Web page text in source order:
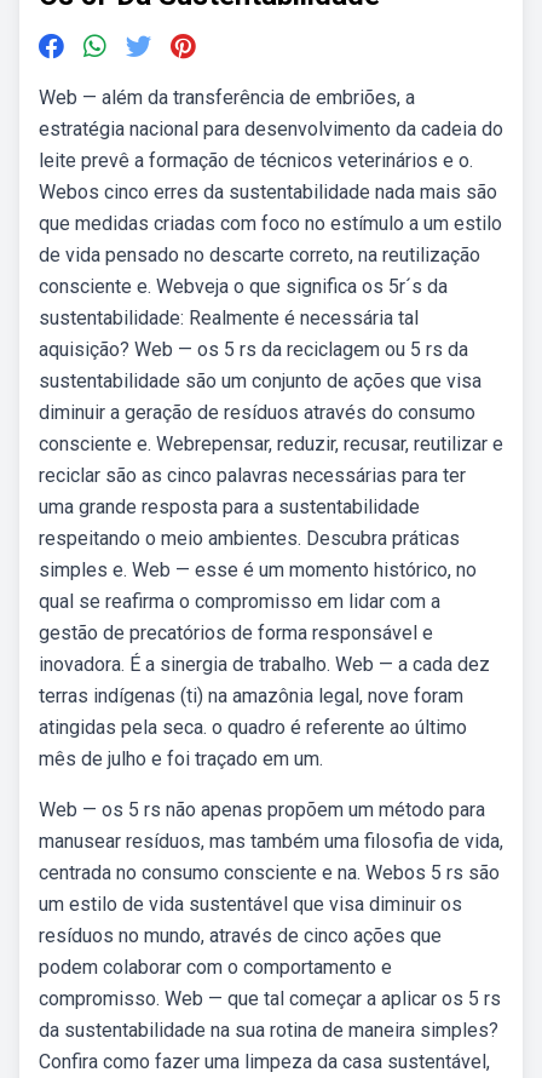
Web — além da transferência de embriões, a
estratégia nacional para desenvolvimento da cadeia do
leite prevê a formação de técnicos veterinários e o.
Webos cinco erres da sustentabilidade nada mais são
que medidas criadas com foco no estímulo a um estilo
de vida pensado no descarte correto, na reutilização
consciente e. Webveja o que significa os 5r´s da
sustentabilidade: Realmente é necessária tal
aquisição? Web — os 5 rs da reciclagem ou 5 rs da
sustentabilidade são um conjunto de ações que visa
diminuir a geração de resíduos através do consumo
consciente e. Webrepensar, reduzir, recusar, reutilizar e
reciclar são as cinco palavras necessárias para ter
uma grande resposta para a sustentabilidade
respeitando o meio ambientes. Descubra práticas
simples e. Web — esse é um momento histórico, no
qual se reafirma o compromisso em lidar com a
gestão de precatórios de forma responsável e
inovadora. É a sinergia de trabalho. Web — a cada dez
terras indígenas (ti) na amazônia legal, nove foram
atingidas pela seca. o quadro é referente ao último
mês de julho e foi traçado em um.
Web — os 5 rs não apenas propõem um método para
manusear resíduos, mas também uma filosofia de vida,
centrada no consumo consciente e na. Webos 5 rs são
um estilo de vida sustentável que visa diminuir os
resíduos no mundo, através de cinco ações que
podem colaborar com o comportamento e
compromisso. Web — que tal começar a aplicar os 5 rs
da sustentabilidade na sua rotina de maneira simples?
Confira como fazer uma limpeza da casa sustentável,